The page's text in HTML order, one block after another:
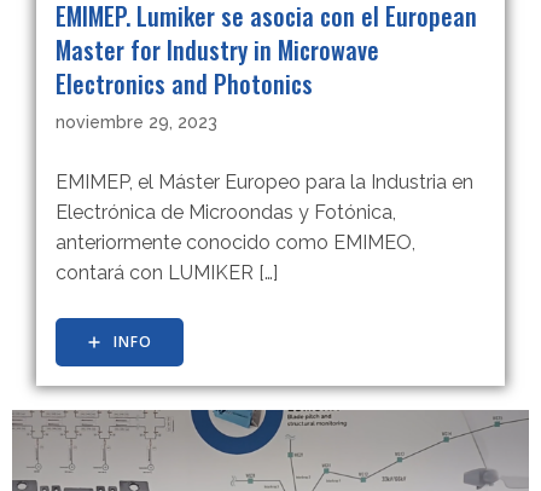
EMIMEP. Lumiker se asocia con el European
Master for Industry in Microwave
Electronics and Photonics
noviembre 29, 2023
EMIMEP, el Máster Europeo para la Industria en
Electrónica de Microondas y Fotónica,
anteriormente conocido como EMIMEO,
contará con LUMIKER […]
INFO